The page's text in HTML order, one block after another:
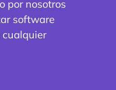
por nosotros
software
cualquier